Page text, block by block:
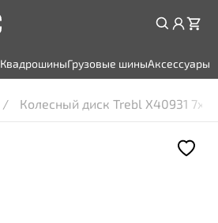
КвадрошиныГрузовые шиныАксессуары
Колесный диск Trebl X40931 7x17